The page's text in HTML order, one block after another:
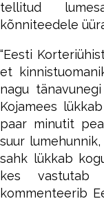
tellitud
kõnniteedele
“Eesti
et
nagu
Kojamees
paar minutit
suur
sahk lükkab
kes vastutab
kommenteerib